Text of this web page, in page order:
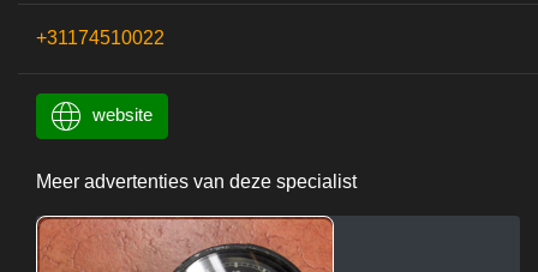
+31174510022
website
Meer advertenties van deze specialist